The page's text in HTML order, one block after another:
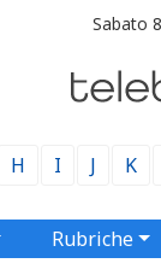
Sabato
H I J K
Rubriche